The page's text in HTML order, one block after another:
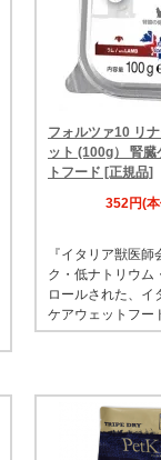
フォルツァ10 リ
ット (100g） 腎
トフード [正規品]
352円(
『イタリア獣医
ク・低ナトリウム
ロールされた、イ
ケアウェットフー